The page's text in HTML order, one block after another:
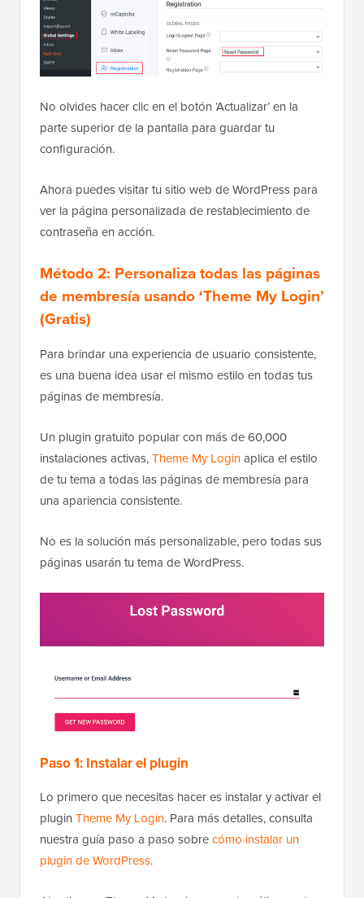
No olvides hacer clic en el botón ‘Actualizar’ en la
parte superior de la pantalla para guardar tu
configuración.
Ahora puedes visitar tu sitio web de WordPress para
ver la página personalizada de restablecimiento de
contraseña en acción.
Método 2: Personaliza todas las páginas
de membresía usando ‘Theme My Login’
(Gratis)
Para brindar una experiencia de usuario consistente,
es una buena idea usar el mismo estilo en todas tus
páginas de membresía.
Un plugin gratuito popular con más de 60,000
instalaciones activas,Theme My Loginaplica el estilo
de tu tema a todas las páginas de membresía para
una apariencia consistente.
No es la solución más personalizable, pero todas sus
páginas usarán tu tema de WordPress.
Paso 1: Instalar el plugin
Lo primero que necesitas hacer es instalar y activar el
plugin Theme My Login. Para más detalles, consulta
nuestra guía paso a paso sobrecómo instalar un
plugin de WordPress.